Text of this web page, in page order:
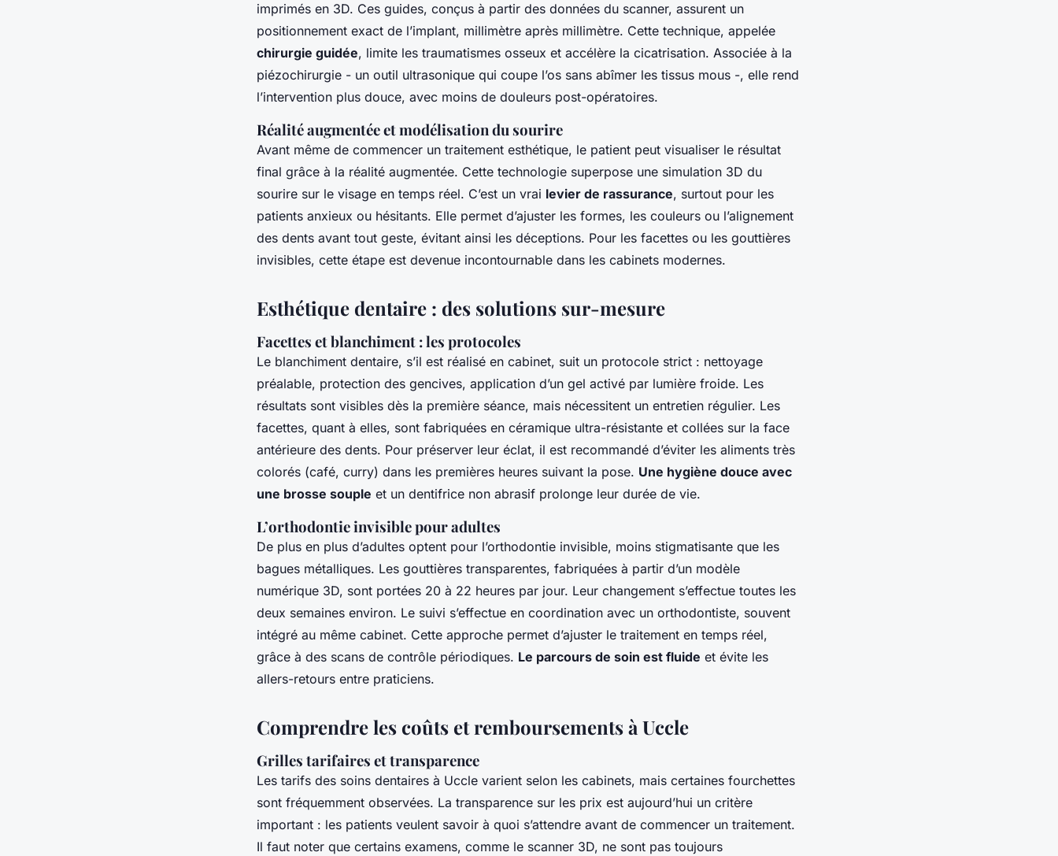
imprimés en 3D. Ces guides, conçus à partir des données du scanner, assurent un
positionnement exact de l’implant, millimètre après millimètre. Cette technique, appelée
chirurgie guidée, limite les traumatismes osseux et accélère la cicatrisation. Associée à la
piézochirurgie - un outil ultrasonique qui coupe l’os sans abîmer les tissus mous -, elle rend
l’intervention plus douce, avec moins de douleurs post-opératoires.
Réalité augmentée et modélisation du sourire
Avant même de commencer un traitement esthétique, le patient peut visualiser le résultat
final grâce à la réalité augmentée. Cette technologie superpose une simulation 3D du
sourire sur le visage en temps réel. C’est un vrai levier de rassurance, surtout pour les
patients anxieux ou hésitants. Elle permet d’ajuster les formes, les couleurs ou l’alignement
des dents avant tout geste, évitant ainsi les déceptions. Pour les facettes ou les gouttières
invisibles, cette étape est devenue incontournable dans les cabinets modernes.
Esthétique dentaire : des solutions sur-mesure
Facettes et blanchiment : les protocoles
Le blanchiment dentaire, s’il est réalisé en cabinet, suit un protocole strict : nettoyage
préalable, protection des gencives, application d’un gel activé par lumière froide. Les
résultats sont visibles dès la première séance, mais nécessitent un entretien régulier. Les
facettes, quant à elles, sont fabriquées en céramique ultra-résistante et collées sur la face
antérieure des dents. Pour préserver leur éclat, il est recommandé d’éviter les aliments très
colorés (café, curry) dans les premières heures suivant la pose. Une hygiène douce avec
une brosse souple et un dentifrice non abrasif prolonge leur durée de vie.
L’orthodontie invisible pour adultes
De plus en plus d’adultes optent pour l’orthodontie invisible, moins stigmatisante que les
bagues métalliques. Les gouttières transparentes, fabriquées à partir d’un modèle
numérique 3D, sont portées 20 à 22 heures par jour. Leur changement s’effectue toutes les
deux semaines environ. Le suivi s’effectue en coordination avec un orthodontiste, souvent
intégré au même cabinet. Cette approche permet d’ajuster le traitement en temps réel,
grâce à des scans de contrôle périodiques. Le parcours de soin est fluide et évite les
allers-retours entre praticiens.
Comprendre les coûts et remboursements à Uccle
Grilles tarifaires et transparence
Les tarifs des soins dentaires à Uccle varient selon les cabinets, mais certaines fourchettes
sont fréquemment observées. La transparence sur les prix est aujourd’hui un critère
important : les patients veulent savoir à quoi s’attendre avant de commencer un traitement.
Il faut noter que certains examens, comme le scanner 3D, ne sont pas toujours